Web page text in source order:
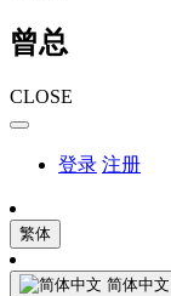
曾总
CLOSE
登录 注册
繁体
简体中文